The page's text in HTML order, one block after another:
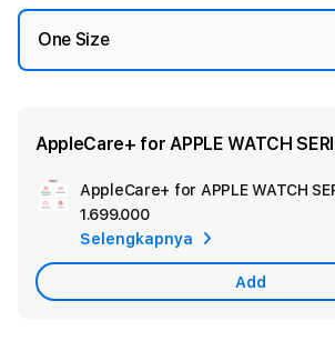
One Size
AppleCare+ for APPLE WATCH
AppleCare+ for APPLE WATCH
1.699.000
Selengkapnya
Add